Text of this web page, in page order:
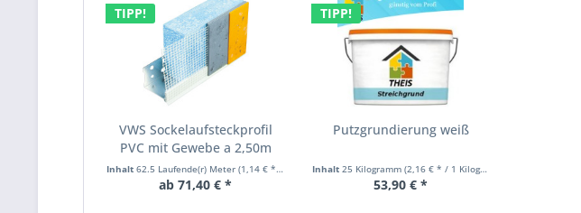
TIPP!
VWS Sockelaufsteckprofil
PVC mit Gewebe a 2,50m
Inhalt 62.5 Laufende(r) Meter (1,14 € * / 1 Laufende(r) Meter)
ab 71,40 € *
TIPP!
Putzgrundierung weiß
Inhalt 25 Kilogramm (2,16 € * / 1 Kilogramm)
53,90 € *